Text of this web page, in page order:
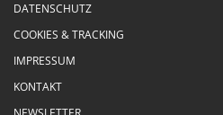
DATENSCHUTZ
COOKIES & TRACKING
IMPRESSUM
KONTAKT